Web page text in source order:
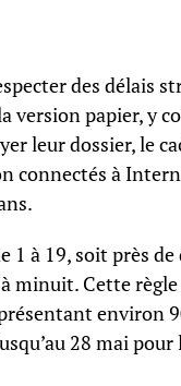
des délais
version papier, y
leur dossier, le
connectés à
1 à 19, soit près
minuit. Cette
environ
28 mai